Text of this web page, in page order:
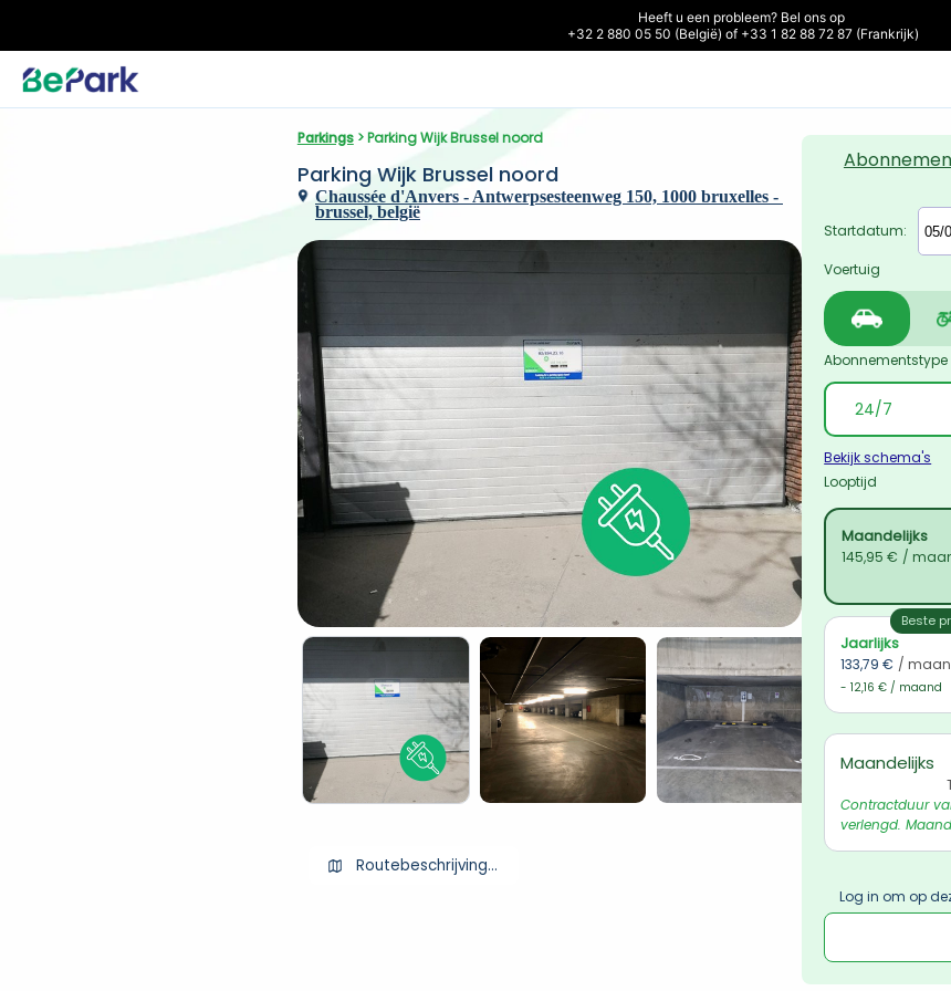
Heeft u een probleem? Bel ons op
+32 2 880 05 50 (België) of +33 1 82 88 72 87 (Frankrijk)
Parkings > Parking Wijk Brussel noord
Parking Wijk Brussel noord
Chaussée d'Anvers - Antwerpsesteenweg 150, 1000 bruxelles -
brussel, belgië
Routebeschrijving ophalen
Startdatum:
Voertuig
Abonnementstype
Bekijk schema's
Looptijd
Maandelijks
145,95 € /
Beste
Jaarlijks
133,79 € /
- 12,16 € / maand
Maandelijks
Contractduur
verlengd.
Log in om op